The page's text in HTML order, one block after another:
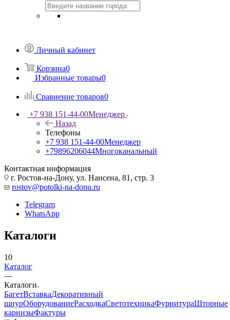
Личный кабинет
Корзина0
Избранные товары0
Сравнение товаров0
+7 938 151-44-00Менеджер
Назад
Телефоны
+7 938 151-44-00Менеджер
+79896206044Многоканальный
Контактная информация
г. Ростов-на-Дону, ул. Нансена, 81, стр. 3
rostov@potolki-na-donu.ru
Telegram
WhatsApp
Каталоги
10
Каталог
—
Каталоги
БагетВставкаДекоративный
шнурОборудованиеРасходкаСветотехникаФурнитураШторные
карнизыФактуры